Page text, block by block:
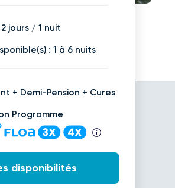
2 jours / 1 nuit
: 1 à 6 nuits
+ Demi-Pension + Cures
Programme
disponibilités